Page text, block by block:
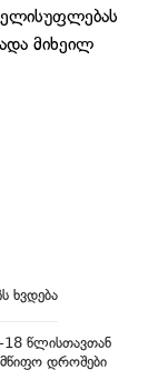
მიხეილ
ხვდება
წლისთავთან
დროშები